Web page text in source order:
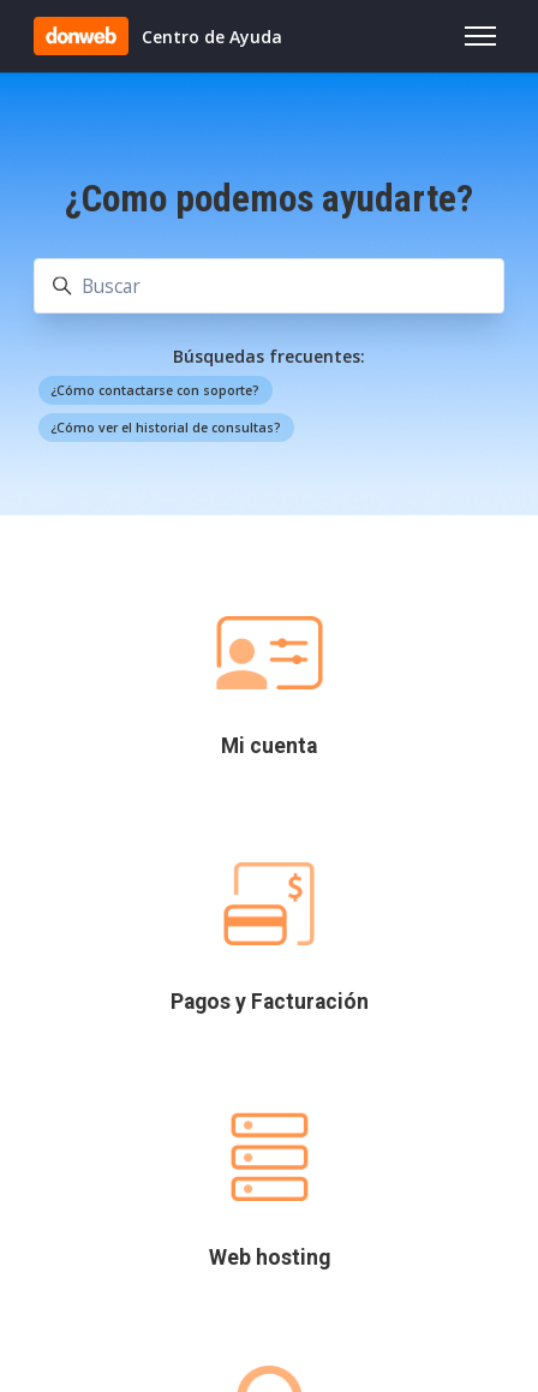
Saltar al contenido principal
Centro de Ayuda
Abrir/
¿Como podemos ayudarte?
Búsqueda
Búsquedas frecuentes:
¿Cómo contactarse con soporte?
¿Cómo ver el historial de consultas?
Mi cuenta
Pagos y Facturación
Web hosting